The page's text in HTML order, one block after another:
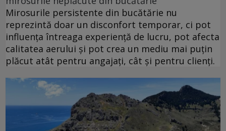
Mirosurile persistente din bucătărie nu
reprezintă doar un disconfort temporar, ci pot
influența întreaga experiență de lucru, pot afecta
calitatea aerului și pot crea un mediu mai puțin
plăcut atât pentru angajați, cât și pentru clienți.